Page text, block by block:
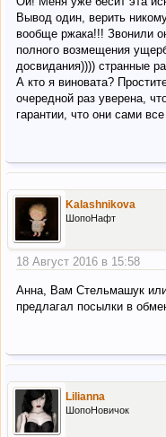
Вывод один, верить
вообще ржака!!! Звонили
полного возмещения
досвидания)))) странные
А кто я виновата?
очередной раз уверена,
гарантии, что они сами
Kalashnikova
ШопоНафт
18 Август 2016 в 15:58
Анна, Вам Стельмашук
предлагал посылки в
Lilianna
ШопоНовичок